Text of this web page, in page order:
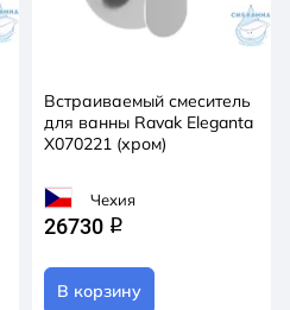
Встраиваемый смеситель
для ванны Ravak Eleganta
X070221 (хром)
Чехия
26730 q
В корзину